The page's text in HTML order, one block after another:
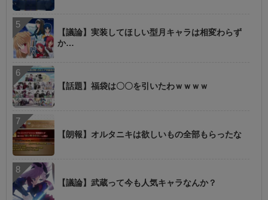
【議論】実装してほしい型月キャラは相変わらず
か…
【話題】福袋は〇〇を引いたわｗｗｗｗ
【朗報】オルタニキは欲しいもの全部もらったな
【議論】武蔵って今も人気キャラなんか？